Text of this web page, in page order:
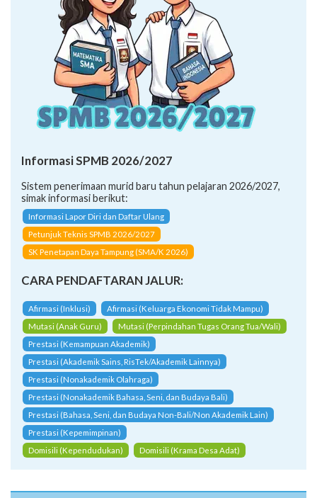
Informasi SPMB 2026/2027
Sistem penerimaan murid baru tahun pelajaran 2026/2027,
simak informasi berikut:
Informasi Lapor Diri dan Daftar Ulang
Petunjuk Teknis SPMB 2026/2027
SK Penetapan Daya Tampung (SMA/K 2026)
CARA PENDAFTARAN JALUR:
Afirmasi (Inklusi)
Afirmasi (Keluarga Ekonomi Tidak Mampu)
Mutasi (Anak Guru)
Mutasi (Perpindahan Tugas Orang Tua/Wali)
Prestasi (Kemampuan Akademik)
Prestasi (Akademik Sains, RisTek/Akademik Lainnya)
Prestasi (Nonakademik Olahraga)
Prestasi (Nonakademik Bahasa, Seni, dan Budaya Bali)
Prestasi (Bahasa, Seni, dan Budaya Non-Bali/Non Akademik Lain)
Prestasi (Kepemimpinan)
Domisili (Kependudukan)
Domisili (Krama Desa Adat)